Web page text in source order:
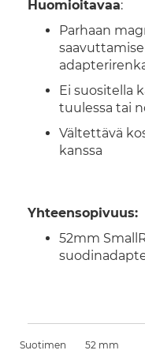
Huomioitavaa:
Parhaan
Ei suositella
tuulessa tai
Vältettävä
kanssa
Yhteensopivuus:
52mm
Suotimen
52 mm